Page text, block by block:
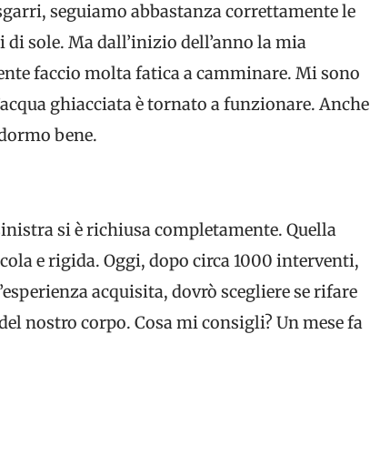
seguiamo abbastanza correttamente le
sole. Ma dall’inizio dell’anno la mia
faccio molta fatica a camminare. Mi sono
ghiacciata è tornato a funzionare. Anche
bene.
si è richiusa completamente. Quella
e rigida. Oggi, dopo circa 1000 interventi,
acquisita, dovrò scegliere se rifare
nostro corpo. Cosa mi consigli? Un mese fa